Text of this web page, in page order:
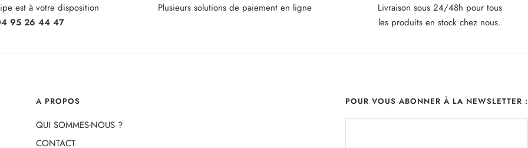
est à votre disposition
95 26 44 47
Plusieurs solutions de paiement en ligne
Livraison sous 24/48h pour tous
les produits en stock chez nous.
A PROPOS
QUI SOMMES-NOUS ?
CONTACT
POUR VOUS ABONNER À LA NEWSLETTER :